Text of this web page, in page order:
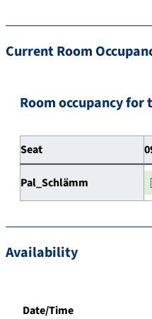
Current Room
Room occupancy for
Seat
Pal_Schlämm
Availability
Date/Time